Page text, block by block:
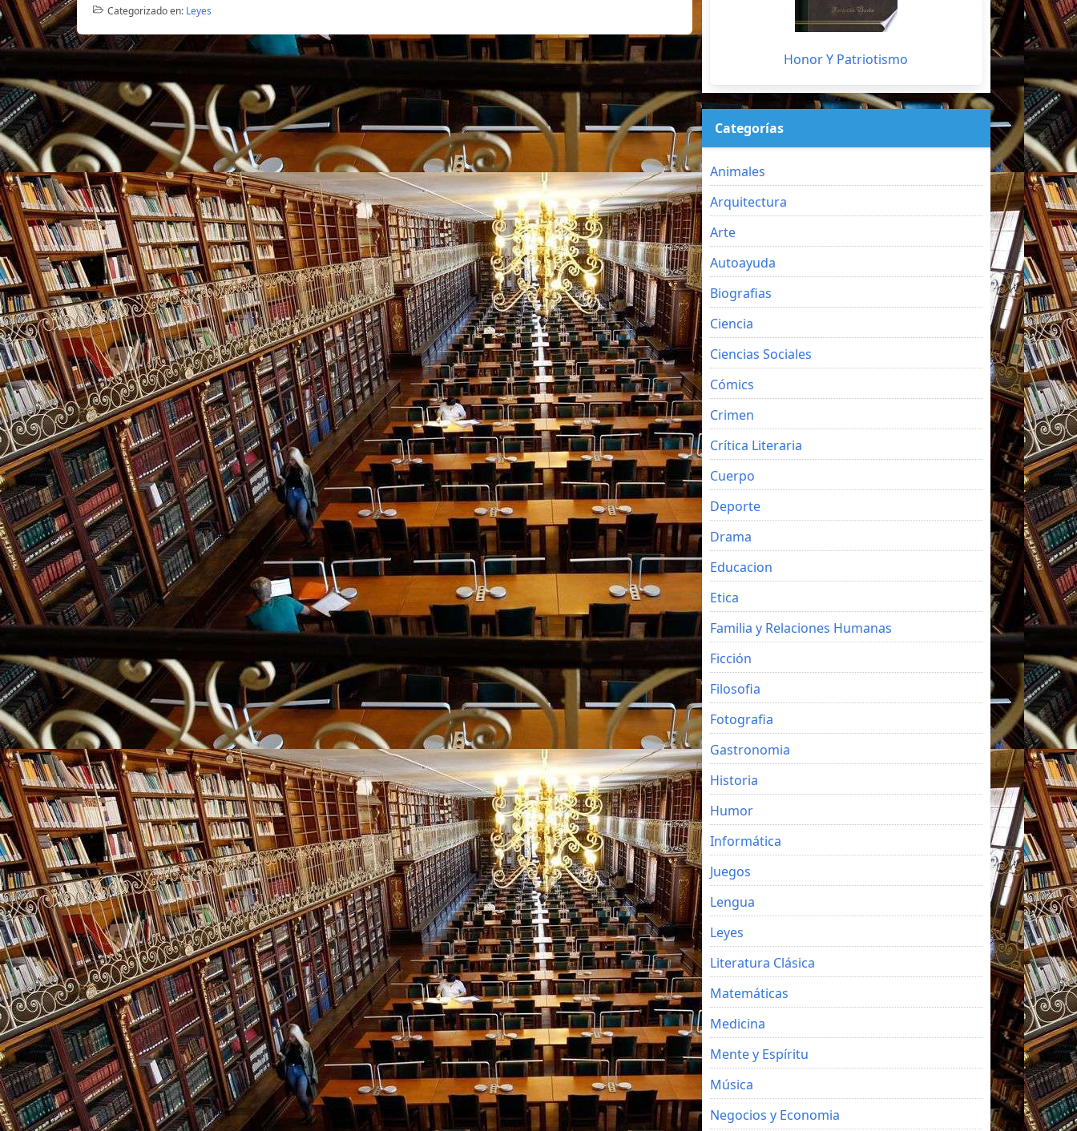
Categorizado en: Leyes
Honor Y Patriotismo
Categorías
Animales
Arquitectura
Arte
Autoayuda
Biografias
Ciencia
Ciencias Sociales
Cómics
Crimen
Crítica Literaria
Cuerpo
Deporte
Drama
Educacion
Etica
Familia y Relaciones Humanas
Ficción
Filosofia
Fotografia
Gastronomia
Historia
Humor
Informática
Juegos
Lengua
Leyes
Literatura Clásica
Matemáticas
Medicina
Mente y Espíritu
Música
Negocios y Economia